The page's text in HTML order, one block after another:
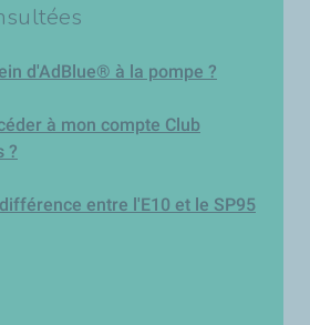
d'AdBlue® à la pompe ?
à mon compte Club
?
entre l'E10 et le SP95